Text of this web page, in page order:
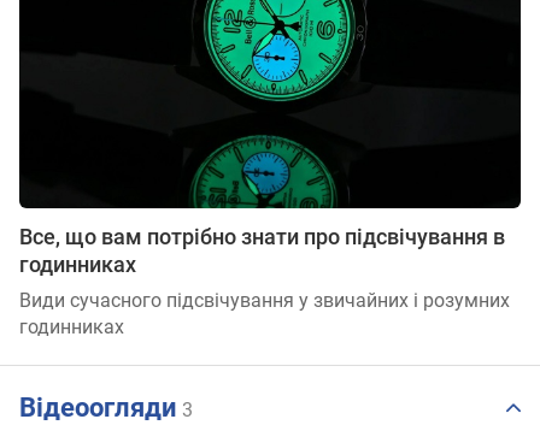
Все, що вам потрібно знати про підсвічування в
годинниках
Види сучасного підсвічування у звичайних і розумних
годинниках
Відеоогляди 3